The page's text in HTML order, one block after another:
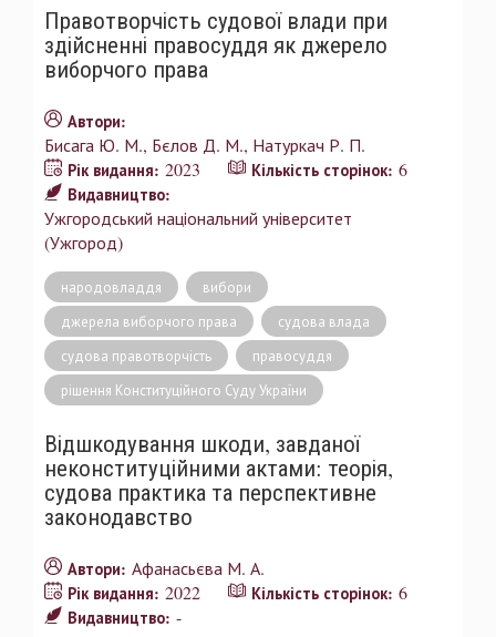
Правотворчість судової влади при
здійсненні правосуддя як джерело
виборчого права
Автори:
Бисага Ю. М. Бєлов Д. М. Натуркач Р. П.
Рік видання: 2023 Кількість сторінок: 6
Видавництво:
Ужгородський національний університет
(Ужгород)
народовладдя
вибори
джерела виборчого права
судова влада
судова правотворчість
правосуддя
рішення Конституційного Суду України
Відшкодування шкоди, завданої
неконституційними актами: теорія,
судова практика та перспективне
законодавство
Автори: Афанасьєва М. А.
Рік видання: 2022 Кількість сторінок: 6
Видавництво: -